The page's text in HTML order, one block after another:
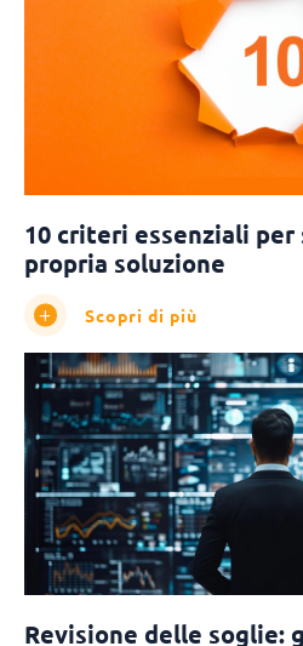
10 criteri essenziali per
propria soluzione
Scopri di più
Revisione delle soglie: